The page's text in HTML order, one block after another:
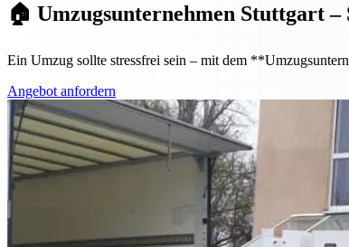
🏠 Umzugsunternehmen Stuttgart
Ein Umzug sollte stressfrei sein – mit dem
Angebot anfordern